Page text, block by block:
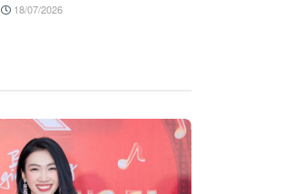
18/07/2026